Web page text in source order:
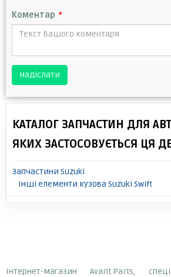
Коментар *
Надіслати
КАТАЛОГ ЗАПЧАСТИН ДЛЯ
ЯКИХ ЗАСТОСОВУЄТЬСЯ ЦЯ
Запчастини Suzuki
Інші елементи кузова Suzuki Swift
Інтернет-магазин Avant.Parts,